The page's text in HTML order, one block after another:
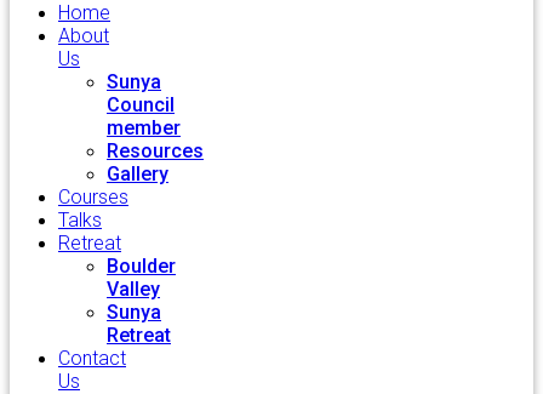
Home
About
Us
Sunya
Council
member
Resources
Gallery
Courses
Talks
Retreat
Boulder
Valley
Sunya
Retreat
Contact
Us